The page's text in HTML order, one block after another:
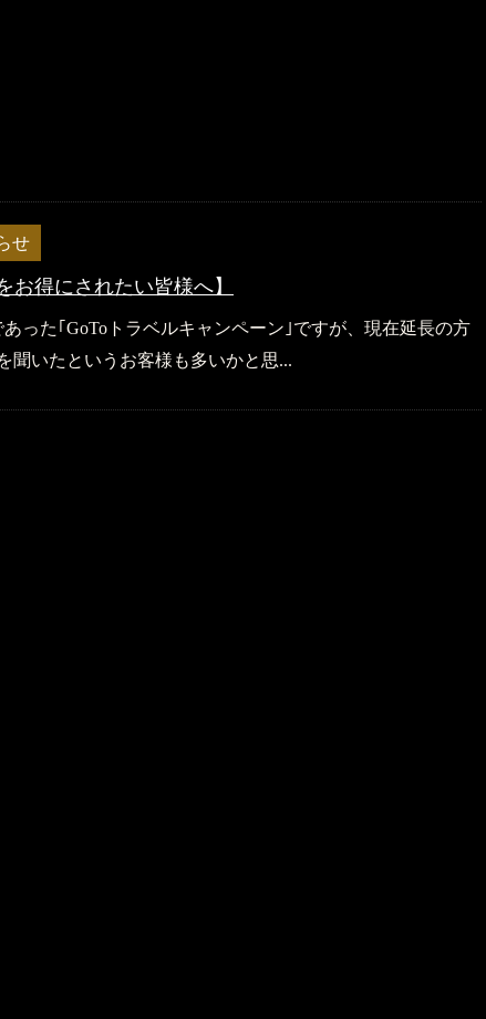
せ
お得にされたい皆様へ】
った｢GoToトラベルキャンペーン｣ですが、現在延長の方
聞いたというお客様も多いかと思...